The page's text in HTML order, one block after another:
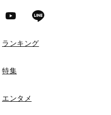
ランキング
特集
エンタメ